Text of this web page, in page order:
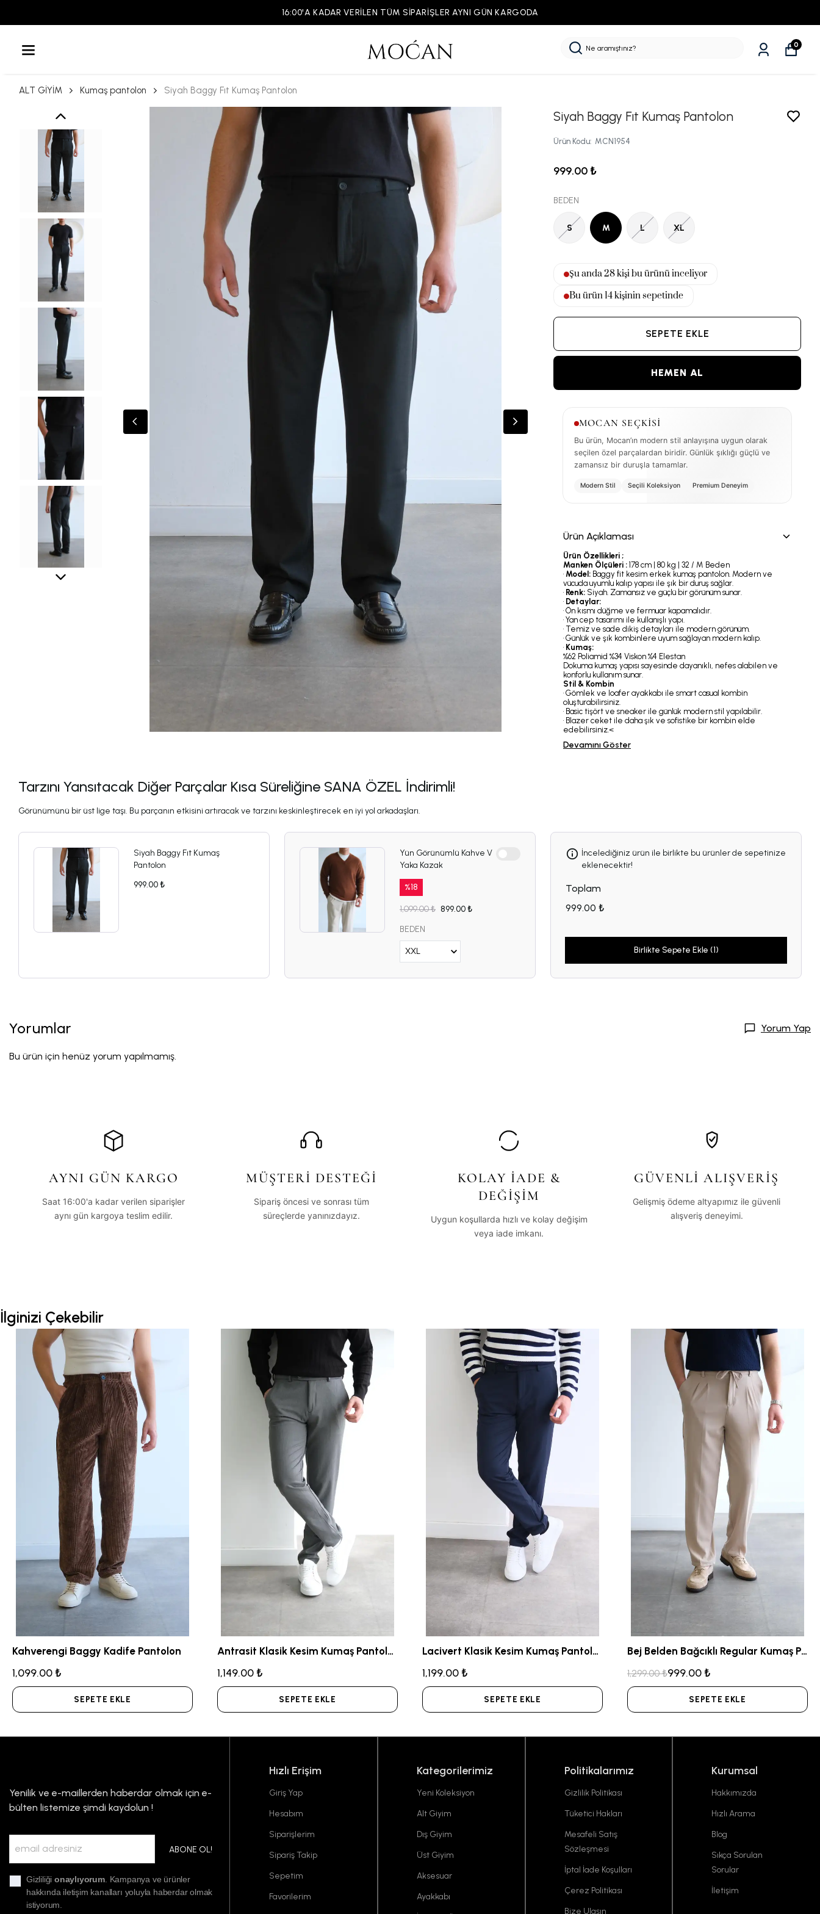
16:00'A KADAR VERİLEN TÜM SİPARİŞLER AYNI GÜN KARGODA
0
ALT GİYİM Kumaş pantolon Siyah Baggy Fıt Kumaş Pantolon
Siyah Baggy Fıt Kumaş Pantolon
Ürün Kodu: MCN1954
999.00 ₺
BEDEN
S M L XL
Şu anda28kişi bu ürünü inceliyor
Bu ürün 14kişinin sepetinde
SEPETE EKLE
HEMEN AL
MOCAN SEÇKİSİ
Bu ürün, Mocan’ın modern stil anlayışına uygun olarak
seçilen özel parçalardan biridir. Günlük şıklığı güçlü ve
zamansız bir duruşla tamamlar.
Modern Stil Seçili Koleksiyon Premium Deneyim
Ürün Açıklaması
Ürün Özellikleri ;
Manken Ölçüleri : 178 cm | 80 kg | 32 / M Beden
• Model: Baggy fit kesim erkek kumaş pantolon. Modern ve
vücuda uyumlu kalıp yapısı ile şık bir duruş sağlar.
• Renk: Siyah. Zamansız ve güçlü bir görünüm sunar.
• Detaylar:
• Ön kısmı düğme ve fermuar kapamalıdır.
• Yan cep tasarımı ile kullanışlı yapı.
• Temiz ve sade dikiş detayları ile modern görünüm.
• Günlük ve şık kombinlere uyum sağlayan modern kalıp.
• Kumaş:
%62 Poliamid %34 Viskon %4 Elestan
Dokuma kumaş yapısı sayesinde dayanıklı, nefes alabilen ve
konforlu kullanım sunar.
Stil & Kombin
• Gömlek ve loafer ayakkabı ile smart casual kombin
oluşturabilirsiniz.
• Basic tişört ve sneaker ile günlük modern stil yapılabilir.
• Blazer ceket ile daha şık ve sofistike bir kombin elde
edebilirsiniz.<
Devamını Göster
Tarzını Yansıtacak Diğer Parçalar Kısa Süreliğine SANA ÖZEL İndirimli!
Görünümünü bir üst lige taşı. Bu parçanın etkisini artıracak ve tarzını keskinleştirecek en iyi yol arkadaşları.
Siyah Baggy Fıt Kumaş
Pantolon
999.00 ₺
Yün Görünümlü Kahve V
Yaka Kazak
%18
1,099.00 ₺ 899.00 ₺
BEDEN
İncelediğiniz ürün ile birlikte bu ürünler de sepetinize
eklenecektir!
Toplam
999.00 ₺
Birlikte Sepete Ekle (1)
Yorumlar Yorum Yap
Bu ürün için henüz yorum yapılmamış.
AYNI GÜN KARGO
Saat 16:00'a kadar verilen siparişler
aynı gün kargoya teslim edilir.
MÜŞTERİ DESTEĞİ
Sipariş öncesi ve sonrası tüm
süreçlerde yanınızdayız.
KOLAY İADE &
DEĞİŞİM
Uygun koşullarda hızlı ve kolay değişim
veya iade imkanı.
GÜVENLİ ALIŞVERİŞ
Gelişmiş ödeme altyapımız ile güvenli
alışveriş deneyimi.
İlginizi Çekebilir
Kahverengi Baggy Kadife Pantolon
1,099.00 ₺
SEPETE EKLE
Antrasit Klasik Kesim Kumaş Pantolon
1,149.00 ₺
SEPETE EKLE
Lacivert Klasik Kesim Kumaş Pantolon
1,199.00 ₺
SEPETE EKLE
Bej Belden Bağcıklı Regular Kumaş Pantolon
1,299.00 ₺999.00 ₺
SEPETE EKLE
Hızlı Erişim
Giriş Yap
Hesabım
Siparişlerim
Sipariş Takip
Sepetim
Favorilerim
Kategorilerimiz
Yeni Koleksiyon
Alt Giyim
Dış Giyim
Üst Giyim
Aksesuar
Ayakkabı
Politikalarımız
Gizlilik Politikası
Tüketici Hakları
Mesafeli Satış
Sözleşmesi
İptal İade Koşulları
Çerez Politikası
Bize Ulaşın
Kurumsal
Hakkımızda
Hızlı Arama
Blog
Sıkça Sorulan
Sorular
İletişim
Yenilik ve e-maillerden haberdar olmak için e-
bülten listemize şimdi kaydolun !
ABONE OL!
Gizliliğionaylıyorum. Kampanya ve ürünler
hakkında iletişim kanalları yoluyla haberdar olmak
istiyorum.